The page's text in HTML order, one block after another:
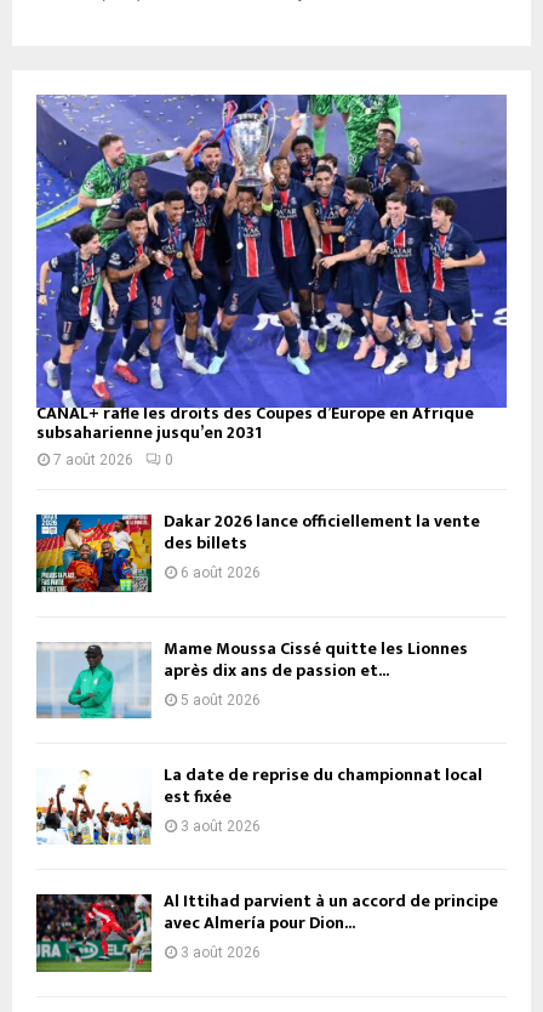
CANAL+ rafle les droits des Coupes d’Europe en Afrique
subsaharienne jusqu’en 2031
7 août 2026 0
Dakar 2026 lance officiellement la vente
des billets
6 août 2026
Mame Moussa Cissé quitte les Lionnes
après dix ans de passion et...
5 août 2026
La date de reprise du championnat local
est fixée
3 août 2026
Al Ittihad parvient à un accord de principe
avec Almería pour Dion...
3 août 2026